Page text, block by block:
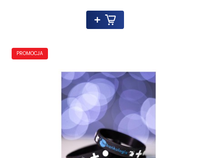
PROMOCJA